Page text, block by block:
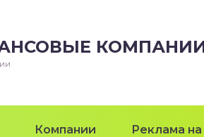
Компании Реклама